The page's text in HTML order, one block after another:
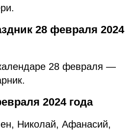
28 февраля 2024
28 февраля —
2024 года
Николай, Афанасий,